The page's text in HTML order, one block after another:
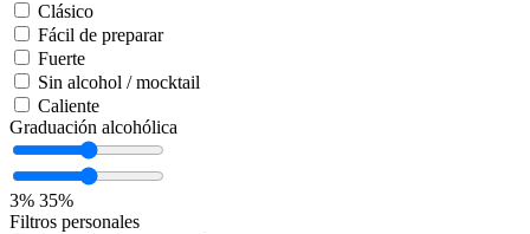
Clásico
Fácil de preparar
Fuerte
Sin alcohol / mocktail
Caliente
Graduación alcohólica
3% 35%
Filtros personales